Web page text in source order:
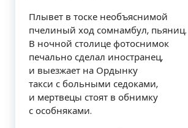
Плывет в тоске необъяснимой
пчелиный ход сомнамбул, пьяниц.
В ночной столице фотоснимок
печально сделал иностранец,
и выезжает на Ордынку
такси с больными седоками,
и мертвецы стоят в обнимку
с особняками.